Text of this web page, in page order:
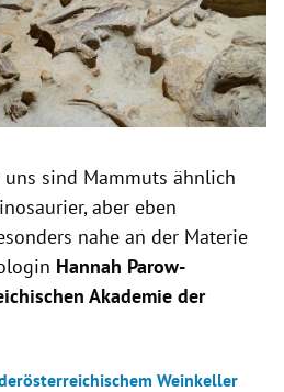
sind Mammuts ähnlich
aber eben
nahe an der Materie
Hannah Parow-
Akademie der
Weinkeller